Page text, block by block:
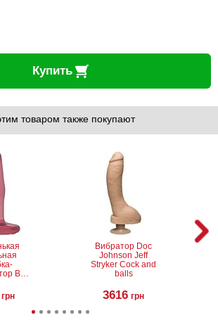
Купить
товаром также покупают
Butt
грн
Вибратор Doc
Johnson Jeff
Stryker Cock and
balls
3616 грн